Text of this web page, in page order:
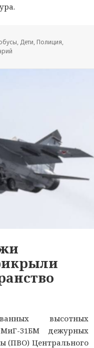
, Дети, Полиция,
высотных
МиГ-31БМ дежурных
(ПВО) Центрального